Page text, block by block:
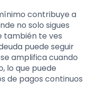
contribuye a
no solo sigues
también te ves
puede seguir
amplifica cuando
lo que puede
de pagos continuos